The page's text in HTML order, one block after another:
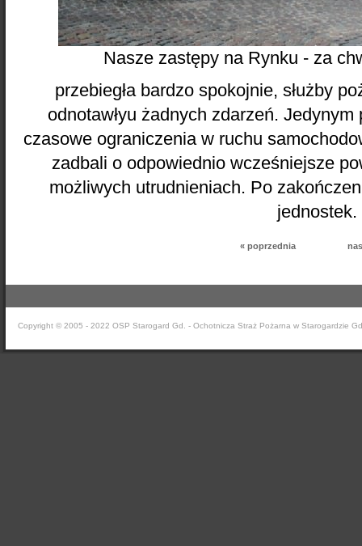
Nasze zastępy na Rynku - za
przebiegła bardzo spokojnie, służby
odnotawłyu żadnych zdarzeń.
czasowe ograniczenia w ruchu
zadbali o odpowiednio wcześniejsze
możliwych utrudnieniach. Po
jednostek.
« poprzednia
Copyright © 2005 - 2022 OSP Starogard Gd. - Ochotnicza Straż Pożarna w Starogardzie